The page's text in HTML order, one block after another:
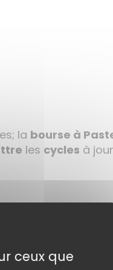
la bourse à
les cycles à
malgré le
ceux que